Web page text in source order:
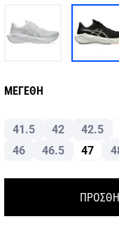
ΜΕΓΕΘΗ
41.5 42 42.5
46
46.5 47